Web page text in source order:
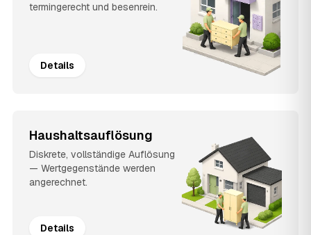
termingerecht und besenrein.
Details
Haushaltsauflösung
Diskrete, vollständige Auflösung
— Wertgegenstände werden
angerechnet.
Details